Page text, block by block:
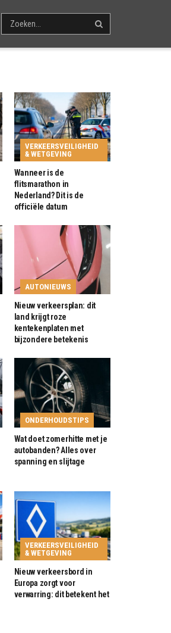
VERKEERSVEILIGHEID
& WETGEVING
Wanneer is de
flitsmarathon in
Nederland? Dit is de
officiële datum
AUTONIEUWS
Nieuw verkeersplan: dit
land krijgt roze
kentekenplaten met
bijzondere betekenis
ONDERHOUDSTIPS
Wat doet zomerhitte met je
autobanden? Alles over
spanning en slijtage
VERKEERSVEILIGHEID
& WETGEVING
Nieuw verkeersbord in
Europa zorgt voor
verwarring: dit betekent het